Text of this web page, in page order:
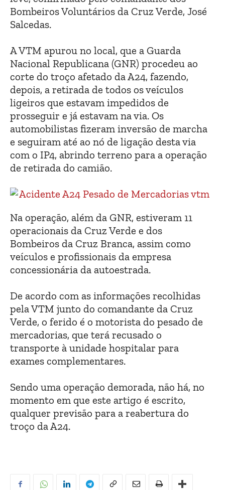
Bombeiros Voluntários da Cruz Verde, José
Salcedas.
A VTM apurou no local, que a Guarda
Nacional Republicana (GNR) procedeu ao
corte do troço afetado da A24, fazendo,
depois, a retirada de todos os veículos
ligeiros que estavam impedidos de
prosseguir e já estavam na via. Os
automobilistas fizeram inversão de marcha
e seguiram até ao nó de ligação desta via
com o IP4, abrindo terreno para a operação
de retirada do camião.
Na operação, além da GNR, estiveram 11
operacionais da Cruz Verde e dos
Bombeiros da Cruz Branca, assim como
veículos e profissionais da empresa
concessionária da autoestrada.
De acordo com as informações recolhidas
pela VTM junto do comandante da Cruz
Verde, o ferido é o motorista do pesado de
mercadorias, que terá recusado o
transporte à unidade hospitalar para
exames complementares.
Sendo uma operação demorada, não há, no
momento em que este artigo é escrito,
qualquer previsão para a reabertura do
troço da A24.